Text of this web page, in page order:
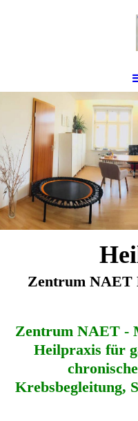
Zentrum NAET
Zentrum NAET -
Heilpraxis für
Krebsbegleitung,